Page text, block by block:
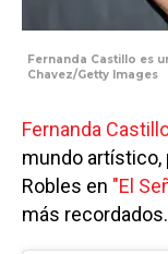
Fernanda Castillo es
Chavez/Getty Images
Fernanda
mundo artístico,
Robles en "El
más recordados.